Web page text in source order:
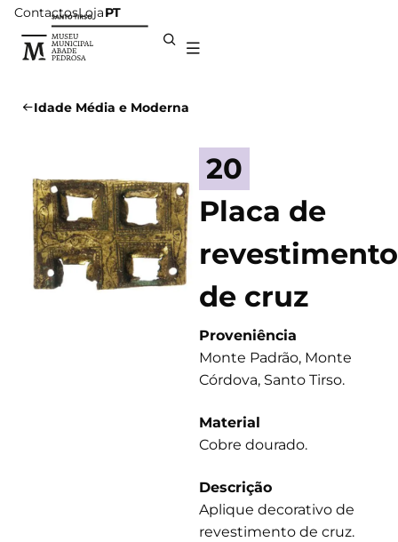
ContactosLojaPT
Idade Média e Moderna
20
Placa de
revestimento
de cruz
Proveniência
Monte Padrão, Monte
Córdova, Santo Tirso.
Material
Cobre dourado.
Descrição
Aplique decorativo de
revestimento de cruz.